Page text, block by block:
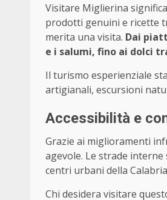
Visitare Miglierina
prodotti genuini e ricette
merita una visita. Dai
e i salumi, fino ai dolci
Il turismo esperienziale
artigianali, escursioni
Accessibilità e
Grazie ai miglioramenti
agevole. Le strade
centri urbani della
Chi desidera visitare